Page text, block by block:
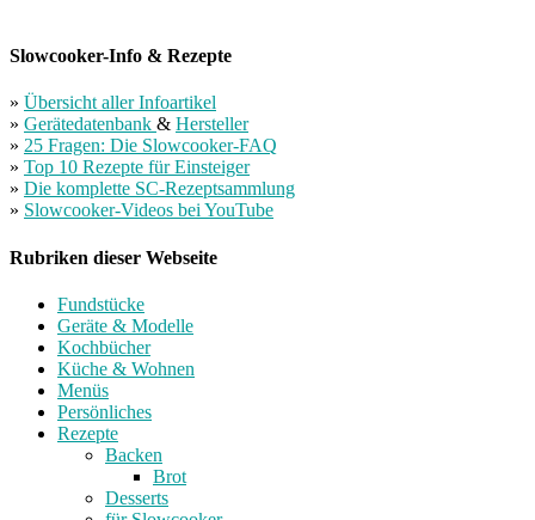
Slowcooker-Info & Rezepte
» Übersicht aller Infoartikel
» Gerätedatenbank & Hersteller
» 25 Fragen: Die Slowcooker-FAQ
» Top 10 Rezepte für Einsteiger
» Die komplette SC-Rezeptsammlung
» Slowcooker-Videos bei YouTube
Rubriken dieser Webseite
Fundstücke
Geräte & Modelle
Kochbücher
Küche & Wohnen
Menüs
Persönliches
Rezepte
Backen
Brot
Desserts